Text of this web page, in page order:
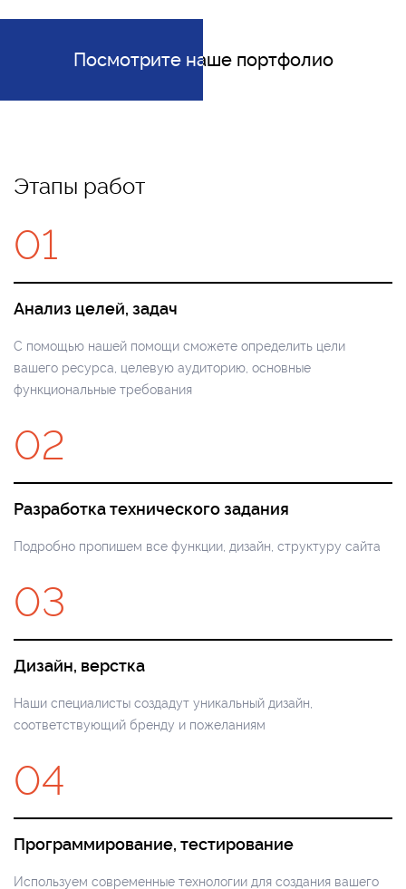
Посмотрите наше портфолио
Посмотрите наше портфолио
Этапы работ
01
Анализ целей, задач
С помощью нашей помощи сможете определить цели
вашего ресурса, целевую аудиторию, основные
функциональные требования
02
Разработка технического задания
Подробно пропишем все функции, дизайн, структуру сайта
03
Дизайн, верстка
Наши специалисты создадут уникальный дизайн,
соответствующий бренду и пожеланиям
04
Программирование, тестирование
Используем современные технологии для создания вашего